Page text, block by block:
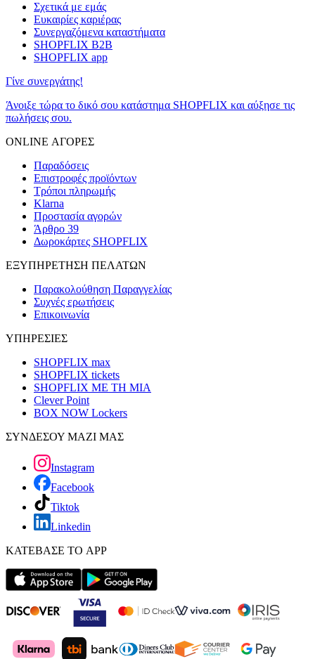
Σχετικά με εμάς
Ευκαιρίες καριέρας
Συνεργαζόμενα καταστήματα
SHOPFLIX B2B
SHOPFLIX app
Γίνε συνεργάτης!
Άνοιξε τώρα το δικό σου κατάστημα SHOPFLIX και αύξησε τις
πωλήσεις σου.
ONLINE ΑΓΟΡΕΣ
Παραδόσεις
Επιστροφές προϊόντων
Τρόποι πληρωμής
Klarna
Προστασία αγορών
Άρθρο 39
Δωροκάρτες SHOPFLIX
ΕΞΥΠΗΡΕΤΗΣΗ ΠΕΛΑΤΩΝ
Παρακολούθηση Παραγγελίας
Συχνές ερωτήσεις
Επικοινωνία
ΥΠΗΡΕΣΙΕΣ
SHOPFLIX max
SHOPFLIX tickets
SHOPFLIX ΜΕ ΤΗ ΜΙΑ
Clever Point
BOX NOW Lockers
ΣΥΝΔΕΣΟΥ ΜΑΖΙ ΜΑΣ
Instagram
Facebook
Tiktok
Linkedin
ΚΑΤΕΒΑΣΕ ΤΟ APP